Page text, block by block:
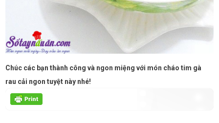
Chúc các bạn thành công và ngon miệng với món cháo tim gà
rau cải ngon tuyệt này nhé!